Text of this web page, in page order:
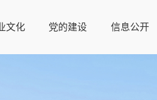
文化 党的建设 信息公开